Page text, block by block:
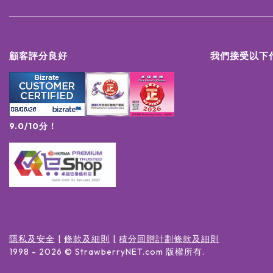
顧客評分良好
9.0/10分！
我們接受以下
隱私及安全 條款及細則
積分回贈計劃條款及細則
1998 - 2026 © StrawberryNET.com 版權所有.